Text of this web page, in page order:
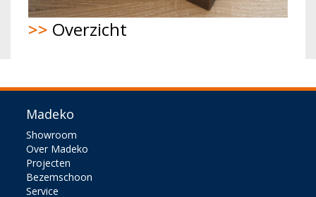
>> Overzicht
Madeko
Showroom
Over Madeko
Projecten
Bezemschoon
Service